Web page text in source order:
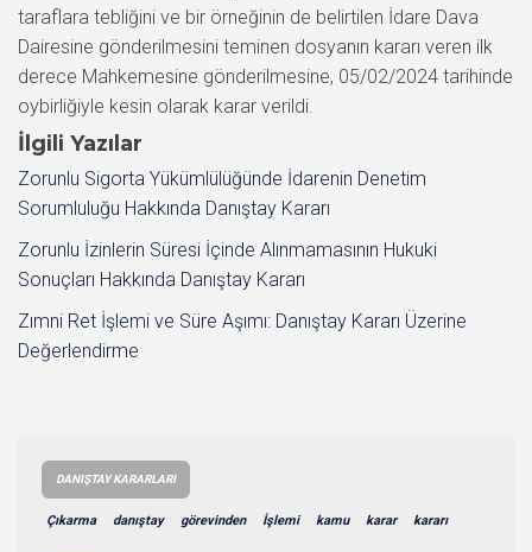
taraflara tebliğini ve bir örneğinin de belirtilen İdare Dava
Dairesine gönderilmesini teminen dosyanın kararı veren ilk
derece Mahkemesine gönderilmesine, 05/02/2024 tarihinde
oybirliğiyle kesin olarak karar verildi.
İlgili Yazılar
Zorunlu Sigorta Yükümlülüğünde İdarenin Denetim
Sorumluluğu Hakkında Danıştay Kararı
Zorunlu İzinlerin Süresi İçinde Alınmamasının Hukuki
Sonuçları Hakkında Danıştay Kararı
Zımni Ret İşlemi ve Süre Aşımı: Danıştay Kararı Üzerine
Değerlendirme
DANIŞTAY KARARLARI
Çıkarma danıştay görevinden İşlemi kamu karar kararı